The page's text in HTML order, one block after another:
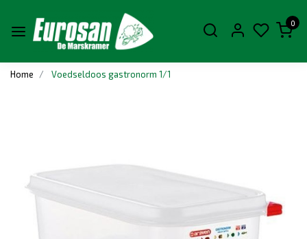
0
Home Voedseldoos gastronorm 1/1